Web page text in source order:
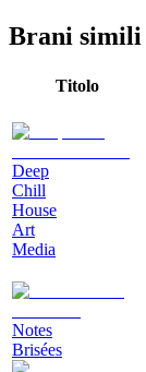
Brani simili
Titolo
Deep
Chill
House
Art
Media
Notes
Brisées